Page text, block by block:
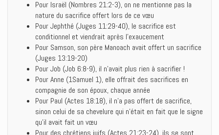
Pour Israël (Nombres 21:2-3), on ne mentionne pas la
nature du sacrifice offert lors de ce vœu
Pour Jephthé (Juges 11:29-40), le sacrifice est
conditionnel et viendrait après l’exaucement
Pour Samson, son père Manoach avait offert un sacrifice
(Juges 13:19-20)
Pour Job (Job 6:8-9), il n’avait plus rien à sacrifier !
Pour Anne (1Samuel 1), elle offrait des sacrifices en
compagnie de son époux, chaque année
Pour Paul (Actes 18:18), il n’a pas offert de sacrifice,
sinon celui de sa chevelure qui n’était en fait que le signe
qu’il avait fait un vœu
Pour des chrétiens juifs (Actes 21:23-24), ils se sont